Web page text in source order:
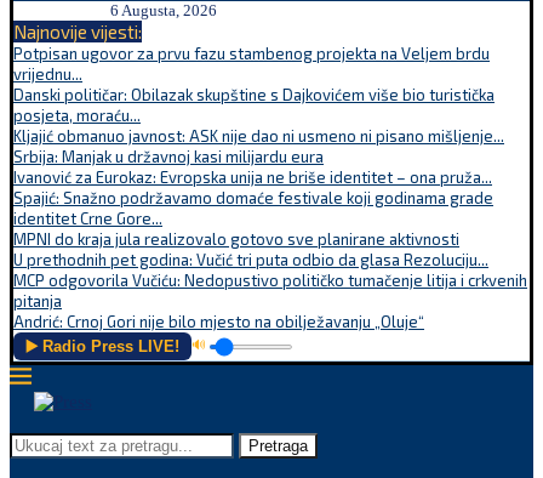
6 Augusta, 2026
Najnovije vijesti:
Potpisan ugovor za prvu fazu stambenog projekta na Veljem brdu
vrijednu...
Danski političar: Obilazak skupštine s Dajkovićem više bio turistička
posjeta, moraću...
Kljajić obmanuo javnost: ASK nije dao ni usmeno ni pisano mišljenje...
Srbija: Manjak u državnoj kasi milijardu eura
Ivanović za Eurokaz: Evropska unija ne briše identitet – ona pruža...
Spajić: Snažno podržavamo domaće festivale koji godinama grade
identitet Crne Gore...
MPNI do kraja jula realizovalo gotovo sve planirane aktivnosti
U prethodnih pet godina: Vučić tri puta odbio da glasa Rezoluciju...
MCP odgovorila Vučiću: Nedopustivo političko tumačenje litija i crkvenih
pitanja
Andrić: Crnoj Gori nije bilo mjesto na obilježavanju „Oluje“
▶️ Radio Press LIVE! 🔊
Pretraga